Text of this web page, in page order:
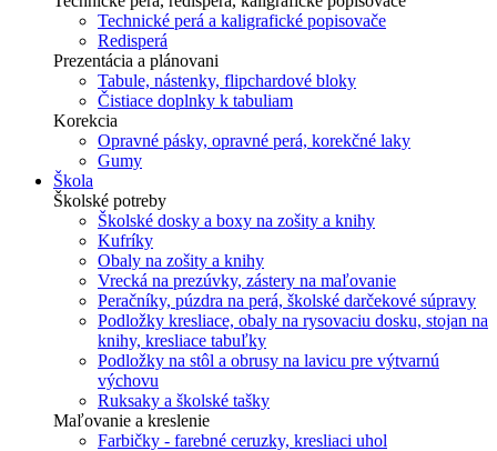
Technické perá a kaligrafické popisovače
Redisperá
Prezentácia a plánovani
Tabule, nástenky, flipchardové bloky
Čistiace doplnky k tabuliam
Korekcia
Opravné pásky, opravné perá, korekčné laky
Gumy
Škola
Školské potreby
Školské dosky a boxy na zošity a knihy
Kufríky
Obaly na zošity a knihy
Vrecká na prezúvky, zástery na maľovanie
Peračníky, púzdra na perá, školské darčekové súpravy
Podložky kresliace, obaly na rysovaciu dosku, stojan na
knihy, kresliace tabuľky
Podložky na stôl a obrusy na lavicu pre výtvarnú
výchovu
Ruksaky a školské tašky
Maľovanie a kreslenie
Farbičky - farebné ceruzky, kresliaci uhol